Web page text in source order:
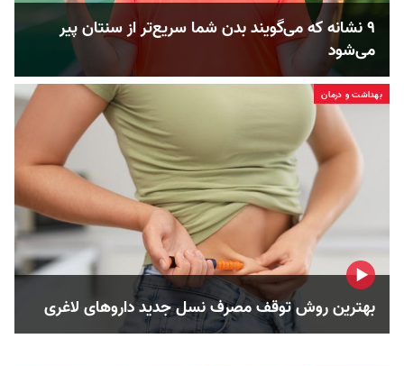
۹ نشانه که می‌گویند بدن شما سریع‌تر از سنتان پیر
می‌شود
بهداشت و درمان
بهترین روش توقف مصرف نسل جدید داروهای لاغری